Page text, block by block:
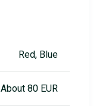
Red, Blue
About 80 EUR